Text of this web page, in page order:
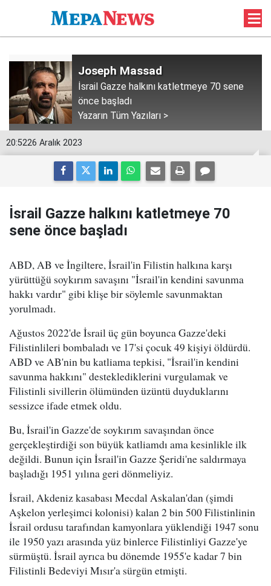
Joseph Massad
İsrail Gazze halkını katletmeye 70 sene
önce başladı
Yazarın Tüm Yazıları >
20:5226 Aralık 2023
İsrail Gazze halkını katletmeye 70
sene önce başladı
ABD, AB ve İngiltere, İsrail'in Filistin halkına karşı
yürüttüğü soykırım savaşını "İsrail'in kendini savunma
hakkı vardır" gibi klişe bir söylemle savunmaktan
yorulmadı.
Ağustos 2022'de İsrail üç gün boyunca Gazze'deki
Filistinlileri bombaladı ve 17'si çocuk 49 kişiyi öldürdü.
ABD ve AB'nin bu katliama tepkisi, "İsrail'in kendini
savunma hakkını" desteklediklerini vurgulamak ve
Filistinli sivillerin ölümünden üzüntü duyduklarını
sessizce ifade etmek oldu.
Bu, İsrail'in Gazze'de soykırım savaşından önce
gerçekleştirdiği son büyük katliamdı ama kesinlikle ilk
değildi. Bunun için İsrail'in Gazze Şeridi'ne saldırmaya
başladığı 1951 yılına geri dönmeliyiz.
İsrail, Akdeniz kasabası Mecdal Askalan'dan (şimdi
Aşkelon yerleşimci kolonisi) kalan 2 bin 500 Filistinlinin
İsrail ordusu tarafından kamyonlara yüklendiği 1947 sonu
ile 1950 yazı arasında yüz binlerce Filistinliyi Gazze'ye
sürmüştü. İsrail ayrıca bu dönemde 1955'e kadar 7 bin
Filistinli Bedeviyi Mısır'a sürgün etmişti.